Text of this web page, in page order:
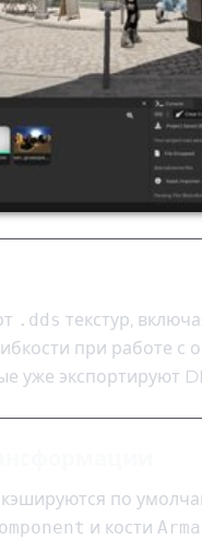
.dds текстур,
при работе
уже экспортируют
по
и кости